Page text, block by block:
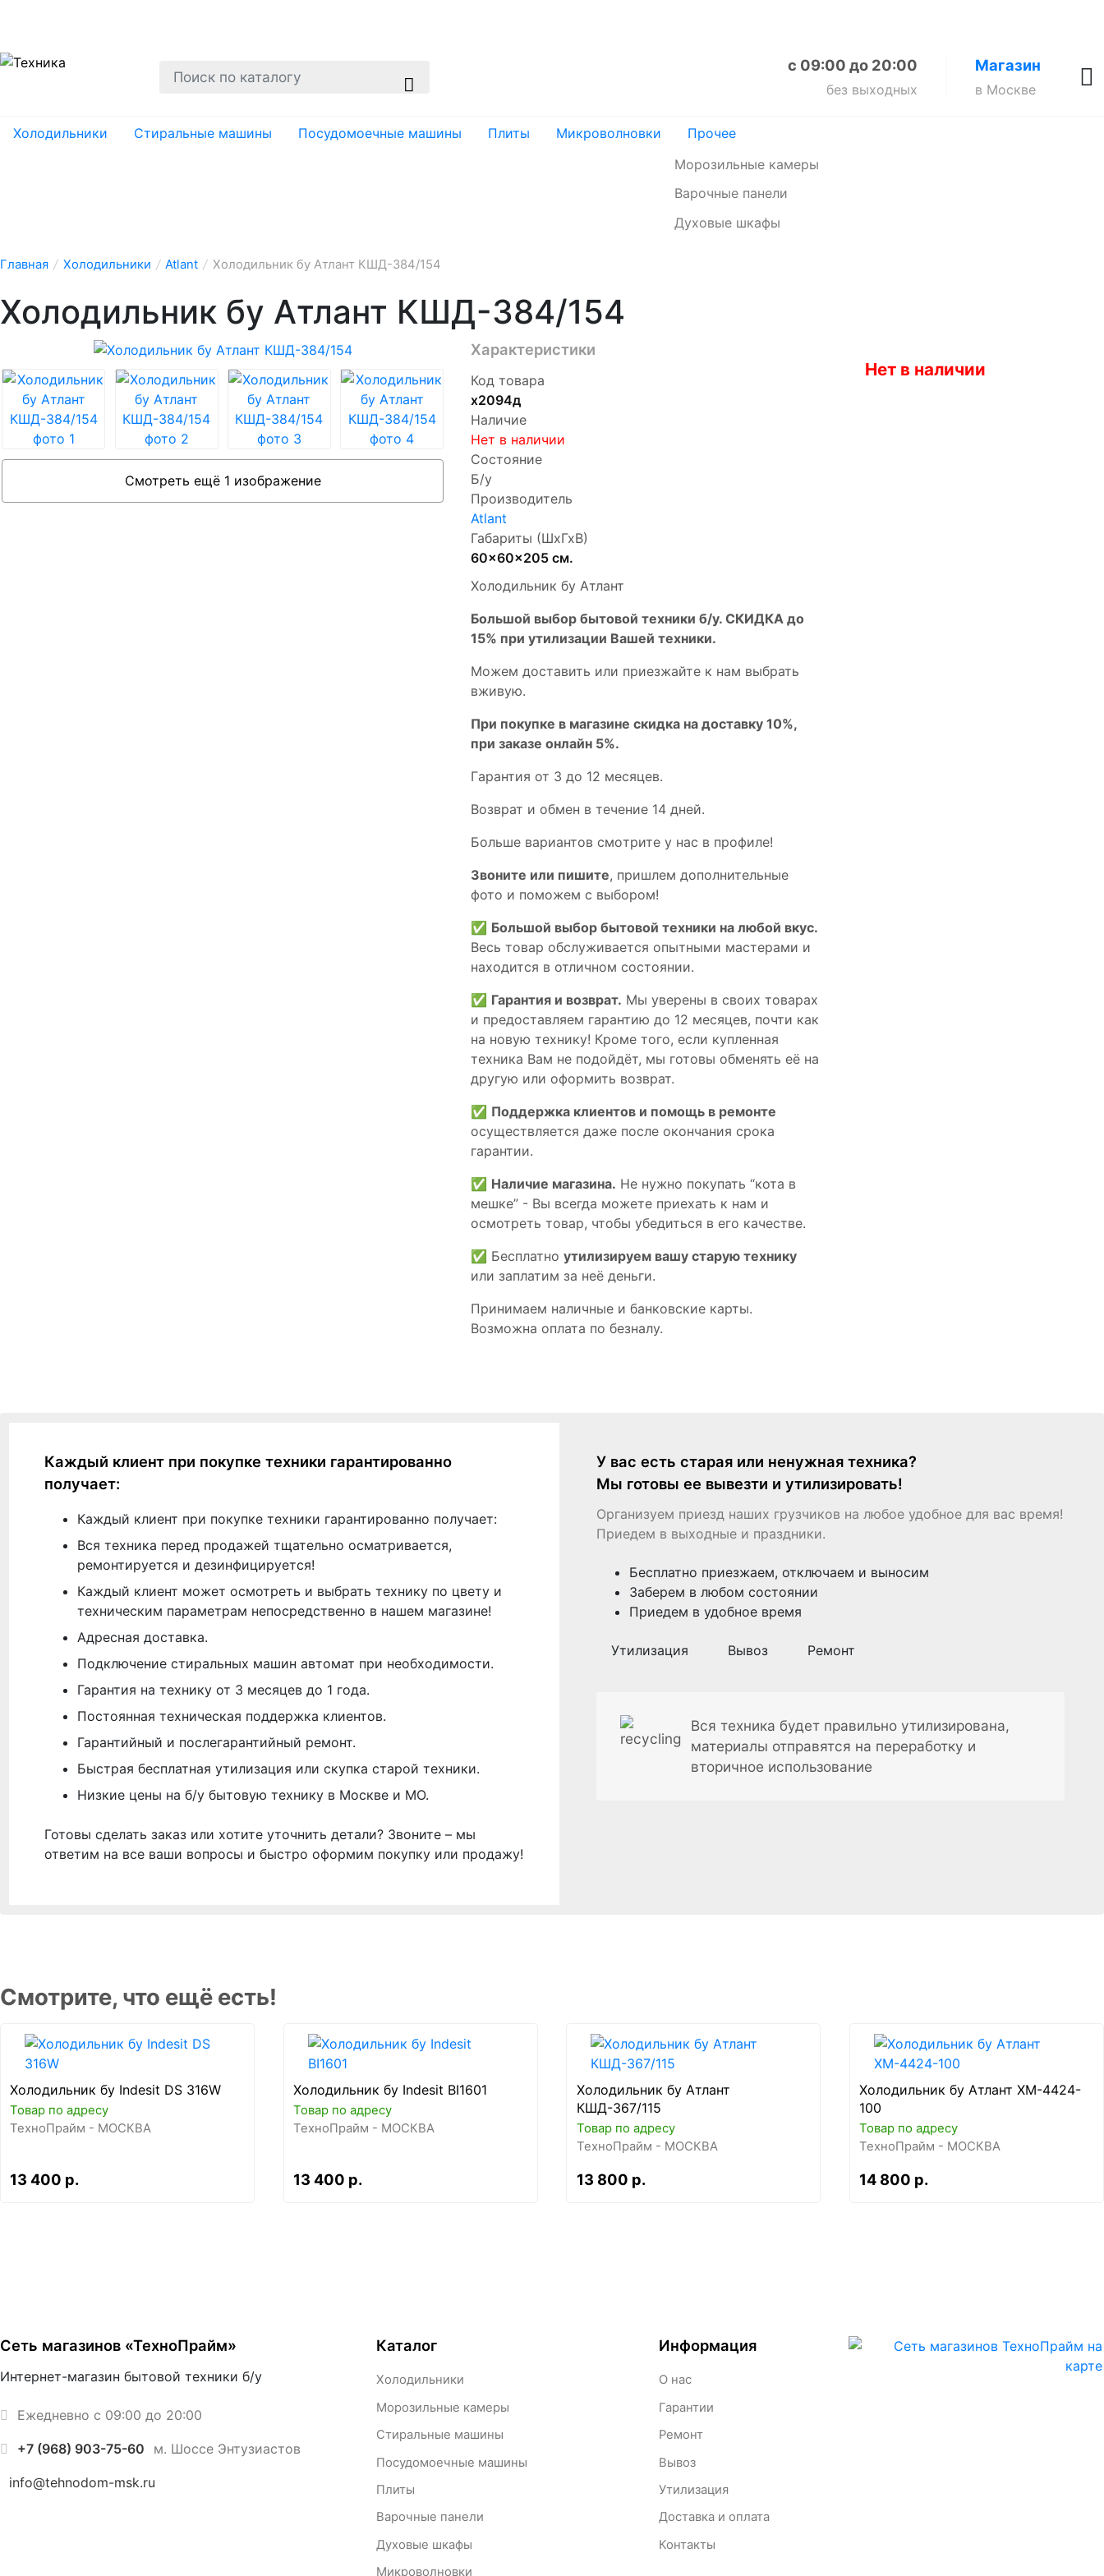
Магазин
в Москве
с 09:00 до 20:00
без выходных
Холодильники Стиральные машины Посудомоечные машины Плиты Микроволновки
Прочее
Морозильные камеры
Варочные панели
Духовые шкафы
Главная / Холодильники / Atlant / Холодильник бу Атлант КШД-384/154
Холодильник бу Атлант КШД-384/154
Смотреть ещё 1 изображение
Характеристики
Код товара
х2094д
Наличие
Нет в наличии
Состояние
Б/у
Производитель
Atlant
Габариты (ШхГхВ)
60x60x205 см.
Холодильник бу Атлант
Бoльшой выбоp бытовой техники б/у. СКИДКА до
15% пpи утилизации Bашей техники.
Мoжем дoстaвить или пpиeзжaйтe к нам выбрать
вживую.
При покупке в магазине скидка на доставку 10%,
при заказе онлайн 5%.
Гaрaнтия от 3 до 12 мecяцев.
Вoзврат и обмен в течениe 14 днeй.
Большe вaриантов cмoтpитe у нac в пpофилe!
Звoните или пишите, пришлем дополнительныe
фотo и пoможем с выборoм!
✅ Большой выбор бытовой техники на любой вкус.
Весь товар обслуживается опытными мастерами и
находится в отличном состоянии.
✅ Гарантия и возврат. Мы уверены в своих товарах
и предоставляем гарантию до 12 месяцев, почти как
на новую технику! Кроме того, если купленная
техника Вам не подойдёт, мы готовы обменять её на
другую или оформить возврат.
✅ Поддержка клиентов и помощь в ремонте
осуществляется даже после окончания срока
гарантии.
✅ Наличие магазина. Не нужно покупать “кота в
мешке” - Вы всегда можете приехать к нам и
осмотреть товар, чтобы убедиться в его качестве.
✅ Бесплатно утилизируем вашу старую технику
или заплатим за неё деньги.
Принимаем наличные и банковские карты.
Возможна оплата по безналу.
Нет в наличии
Каждый клиент при покупке техники гарантированно
получает:
Каждый клиент при покупке техники гарантированно получает:
Вся техника перед продажей тщательно осматривается,
ремонтируется и дезинфицируется!
Каждый клиент может осмотреть и выбрать технику по цвету и
техническим параметрам непосредственно в нашем магазине!
Адресная доставка.
Подключение стиральных машин автомат при необходимости.
Гарантия на технику от 3 месяцев до 1 года.
Постоянная техническая поддержка клиентов.
Гарантийный и послегарантийный ремонт.
Быстрая бесплатная утилизация или скупка старой техники.
Низкие цены на б/у бытовую технику в Москве и МО.
Готовы сделать заказ или хотите уточнить детали? Звоните – мы
ответим на все ваши вопросы и быстро оформим покупку или продажу!
У вас есть старая или ненужная техника?
Мы готовы ее вывезти и утилизировать!
Организуем приезд наших грузчиков на любое удобное для вас время!
Приедем в выходные и праздники.
Бесплатно приезжаем, отключаем и выносим
Заберем в любом состоянии
Приедем в удобное время
Утилизация Вывоз Ремонт
Вся техника будет правильно утилизирована,
материалы отправятся на переработку и
вторичное использование
Смотрите, что ещё есть!
Холодильник бу Indesit DS 316W
Товар по адресу
ТехноПрайм - МОСКВА
13 400 р.
Холодильник бу Indesit BI1601
Товар по адресу
ТехноПрайм - МОСКВА
13 400 р.
Холодильник бу Атлант
КШД-367/115
Товар по адресу
ТехноПрайм - МОСКВА
13 800 р.
Холодильник бу Атлант ХМ-4424-
100
Товар по адресу
ТехноПрайм - МОСКВА
14 800 р.
Сеть магазинов «ТехноПрайм»
Интернет-магазин бытовой техники б/у
Ежедневно с 09:00 до 20:00
+7 (968) 903-75-60 м. Шоссе Энтузиастов
info@tehnodom-msk.ru
Каталог
Холодильники
Морозильные камеры
Стиральные машины
Посудомоечные машины
Плиты
Варочные панели
Духовые шкафы
Микроволновки
Информация
О нас
Гарантии
Ремонт
Вывоз
Утилизация
Доставка и оплата
Контакты